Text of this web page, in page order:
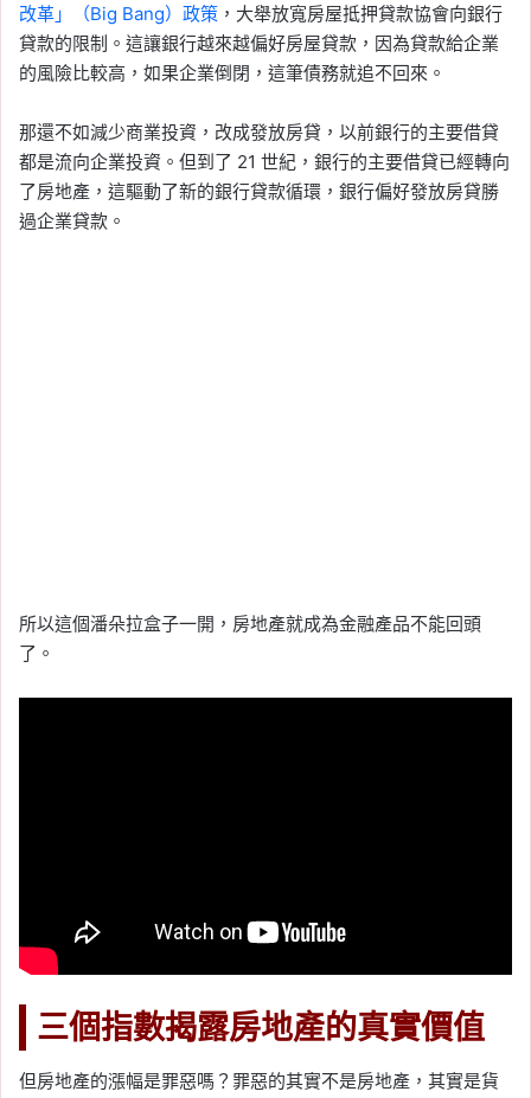
改革」（Big Bang）政策 ，大舉放寬房屋抵押貸款協會向銀行
貸款的限制。這讓銀行越來越偏好房屋貸款，因為貸款給企業
的風險比較高，如果企業倒閉，這筆債務就追不回來。
那還不如減少商業投資，改成發放房貸，以前銀行的主要借貸
都是流向企業投資。但到了 21 世紀，銀行的主要借貸已經轉向
了房地產，這驅動了新的銀行貸款循環，銀行偏好發放房貸勝
過企業貸款。
所以這個潘朵拉盒子一開，房地產就成為金融產品不能回頭
了。
三個指數揭露房地產的真實價值
但房地產的漲幅是罪惡嗎？罪惡的其實不是房地產，其實是貨